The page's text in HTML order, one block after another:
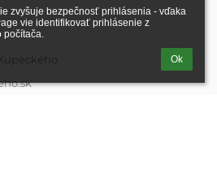
zvyšuje bezpečnosť prihlásenia - vďaka
vie identifikovať prihlásenie z
počítača.
Ok